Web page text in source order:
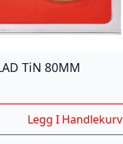
TiN 80MM
Legg I Handlekurv